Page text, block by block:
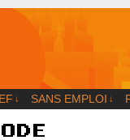
↓ SANS EMPLOI ↓